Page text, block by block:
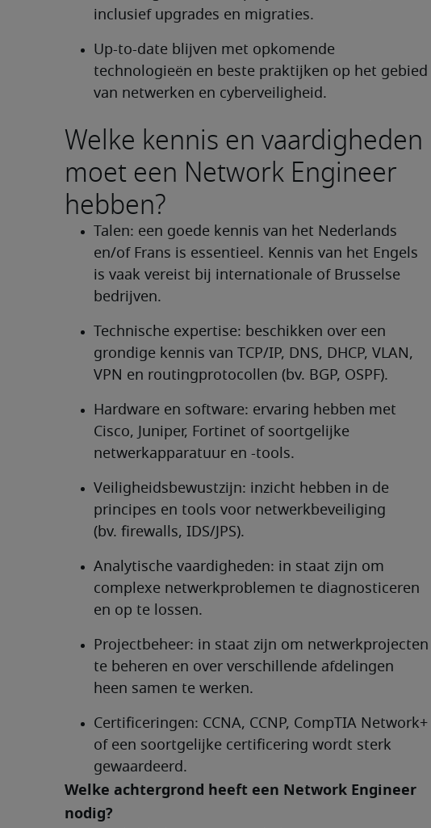
inclusief upgrades en migraties.
Up-to-date blijven met opkomende
technologieën en beste praktijken op het gebied
van netwerken en cyberveiligheid.
Welke kennis en vaardigheden
moet een Network Engineer
hebben?
Talen: een goede kennis van het Nederlands
en/of Frans is essentieel. Kennis van het Engels
is vaak vereist bij internationale of Brusselse
bedrijven.
Technische expertise: beschikken over een
grondige kennis van TCP/IP, DNS, DHCP, VLAN,
VPN en routingprotocollen (bv. BGP, OSPF).
Hardware en software: ervaring hebben met
Cisco, Juniper, Fortinet of soortgelijke
netwerkapparatuur en -tools.
Veiligheidsbewustzijn: inzicht hebben in de
principes en tools voor netwerkbeveiliging
(bv. firewalls, IDS/JPS).
Analytische vaardigheden: in staat zijn om
complexe netwerkproblemen te diagnosticeren
en op te lossen.
Projectbeheer: in staat zijn om netwerkprojecten
te beheren en over verschillende afdelingen
heen samen te werken.
Certificeringen: CCNA, CCNP, CompTIA Network+
of een soortgelijke certificering wordt sterk
gewaardeerd.
Welke achtergrond heeft een Network Engineer